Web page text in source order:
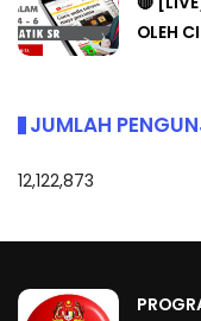
OLEH
JUMLAH
12,122,873